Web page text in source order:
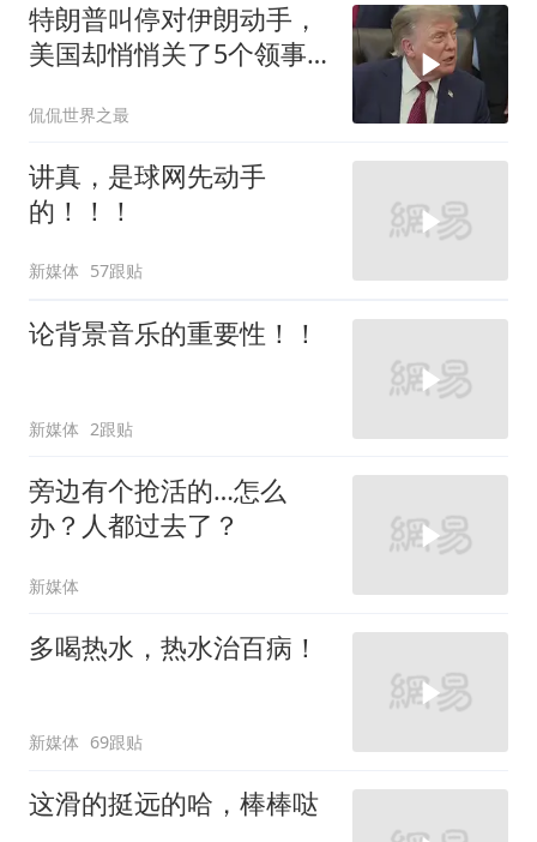
特朗普叫停对伊朗动手，
美国却悄悄关了5个领事
侃侃世界之最
讲真，是球网先动手
的！！！
新媒体 57跟贴
论背景音乐的重要性！！
新媒体 2跟贴
旁边有个抢活的…怎么
办？人都过去了？
新媒体
多喝热水，热水治百病！
新媒体 69跟贴
这滑的挺远的哈，棒棒哒